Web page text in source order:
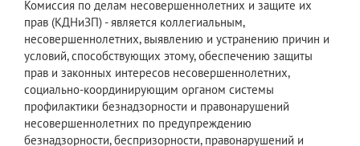
Комиссия по делам несовершеннолетних и защите их
прав (КДНиЗП) - является коллегиальным,
несовершеннолетних, выявлению и устранению причин и
условий, способствующих этому, обеспечению защиты
прав и законных интересов несовершеннолетних,
социально-координирующим органом системы
профилактики безнадзорности и правонарушений
несовершеннолетних по предупреждению
безнадзорности, беспризорности, правонарушений и